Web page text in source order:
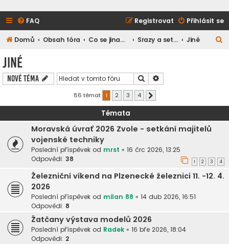
FAQ Přihlásit se
Registrovat
Domů Obsah fóra Co se jinam nevešlo Srazy a setkání Jiné
t
Jiné
Nové téma Hledat
86 témat 1 2 3 4
Témata
Moravská úvrať 2026 Zvole - setkání majitelů
vojenské techniky
Poslední příspěvek od mrst « 16 črc 2026, 13:25
Odpovědi: 38 1 2 3 4
Železniční víkend na Plzenecké železnici 11. -12. 4.
2026
Poslední příspěvek od milan 88 « 14 dub 2026, 16:51
Odpovědi: 8
Žatčany výstava modelů 2026
Poslední příspěvek od Radek « 16 bře 2026, 18:04
Odpovědi: 2